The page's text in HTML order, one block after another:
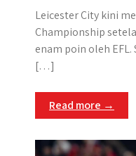
Leicester City kini
Championship
enam poin oleh
[…]
Read more →